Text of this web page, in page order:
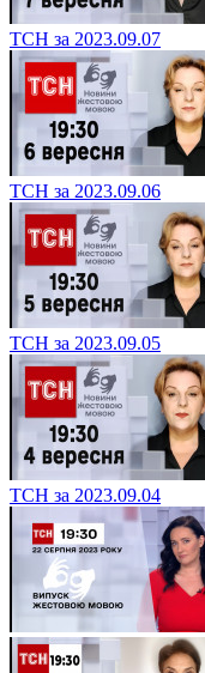
ТСН за 2023.09.07
ТСН за 2023.09.06
ТСН за 2023.09.05
ТСН за 2023.09.04